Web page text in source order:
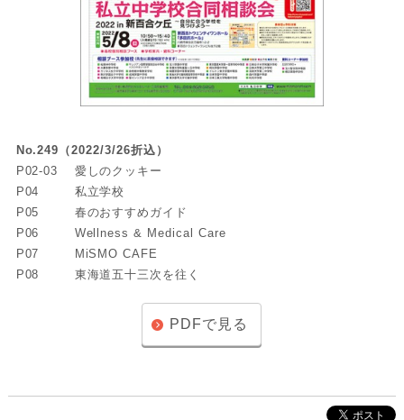
No.249（2022/3/26折込）
P02-03
愛しのクッキー
P04
私立学校
P05
春のおすすめガイド
P06
Wellness & Medical Care
P07
MiSMO CAFE
P08
東海道五十三次を往く
PDFで見る